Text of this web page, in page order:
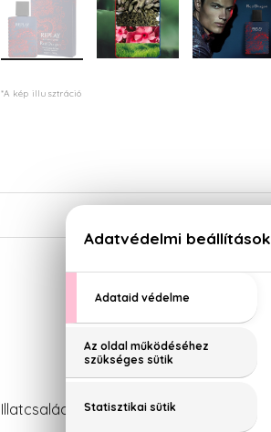
*A kép illusztráció
Illatcsalád: Fás-fűszeres